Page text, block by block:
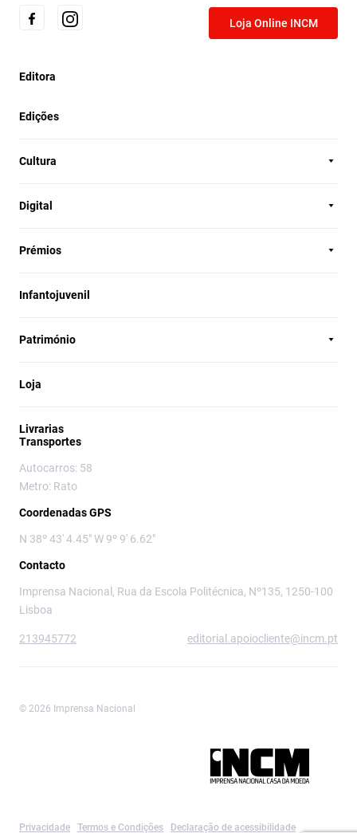
Loja Online INCM
Editora
Edições
Cultura
Digital
Prémios
Infantojuvenil
Património
Loja
Livrarias
Transportes
Autocarros: 58
Metro: Rato
Coordenadas GPS
N 38º 43' 4.45" W 9º 9' 6.62"
Contacto
Imprensa Nacional, Rua da Escola Politécnica, Nº135, 1250-100
Lisboa
213945772 editorial.apoiocliente@incm.pt
© 2026 Imprensa Nacional
Privacidade Termos e Condições Declaração de acessibilidade